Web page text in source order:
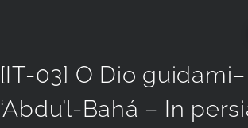
[IT-03] O Dio
‘Abdu’l-Bahá – In